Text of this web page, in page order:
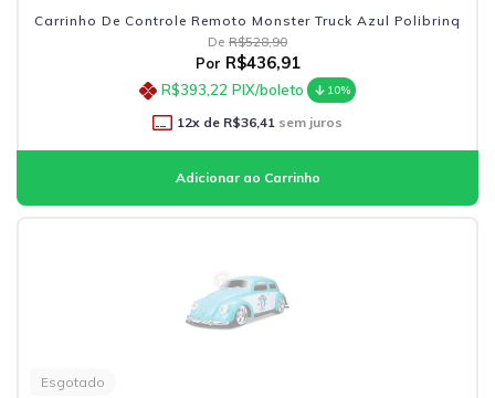
Carrinho De Controle Remoto Monster Truck Azul Polibrinq
De R$528,90
Por R$436,91
R$393,22 PIX/boleto 10%
12x de R$36,41 sem juros
Esgotado